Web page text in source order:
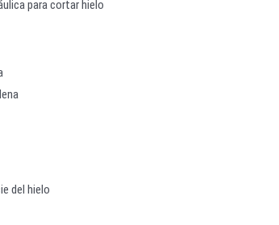
para cortar hielo
del hielo